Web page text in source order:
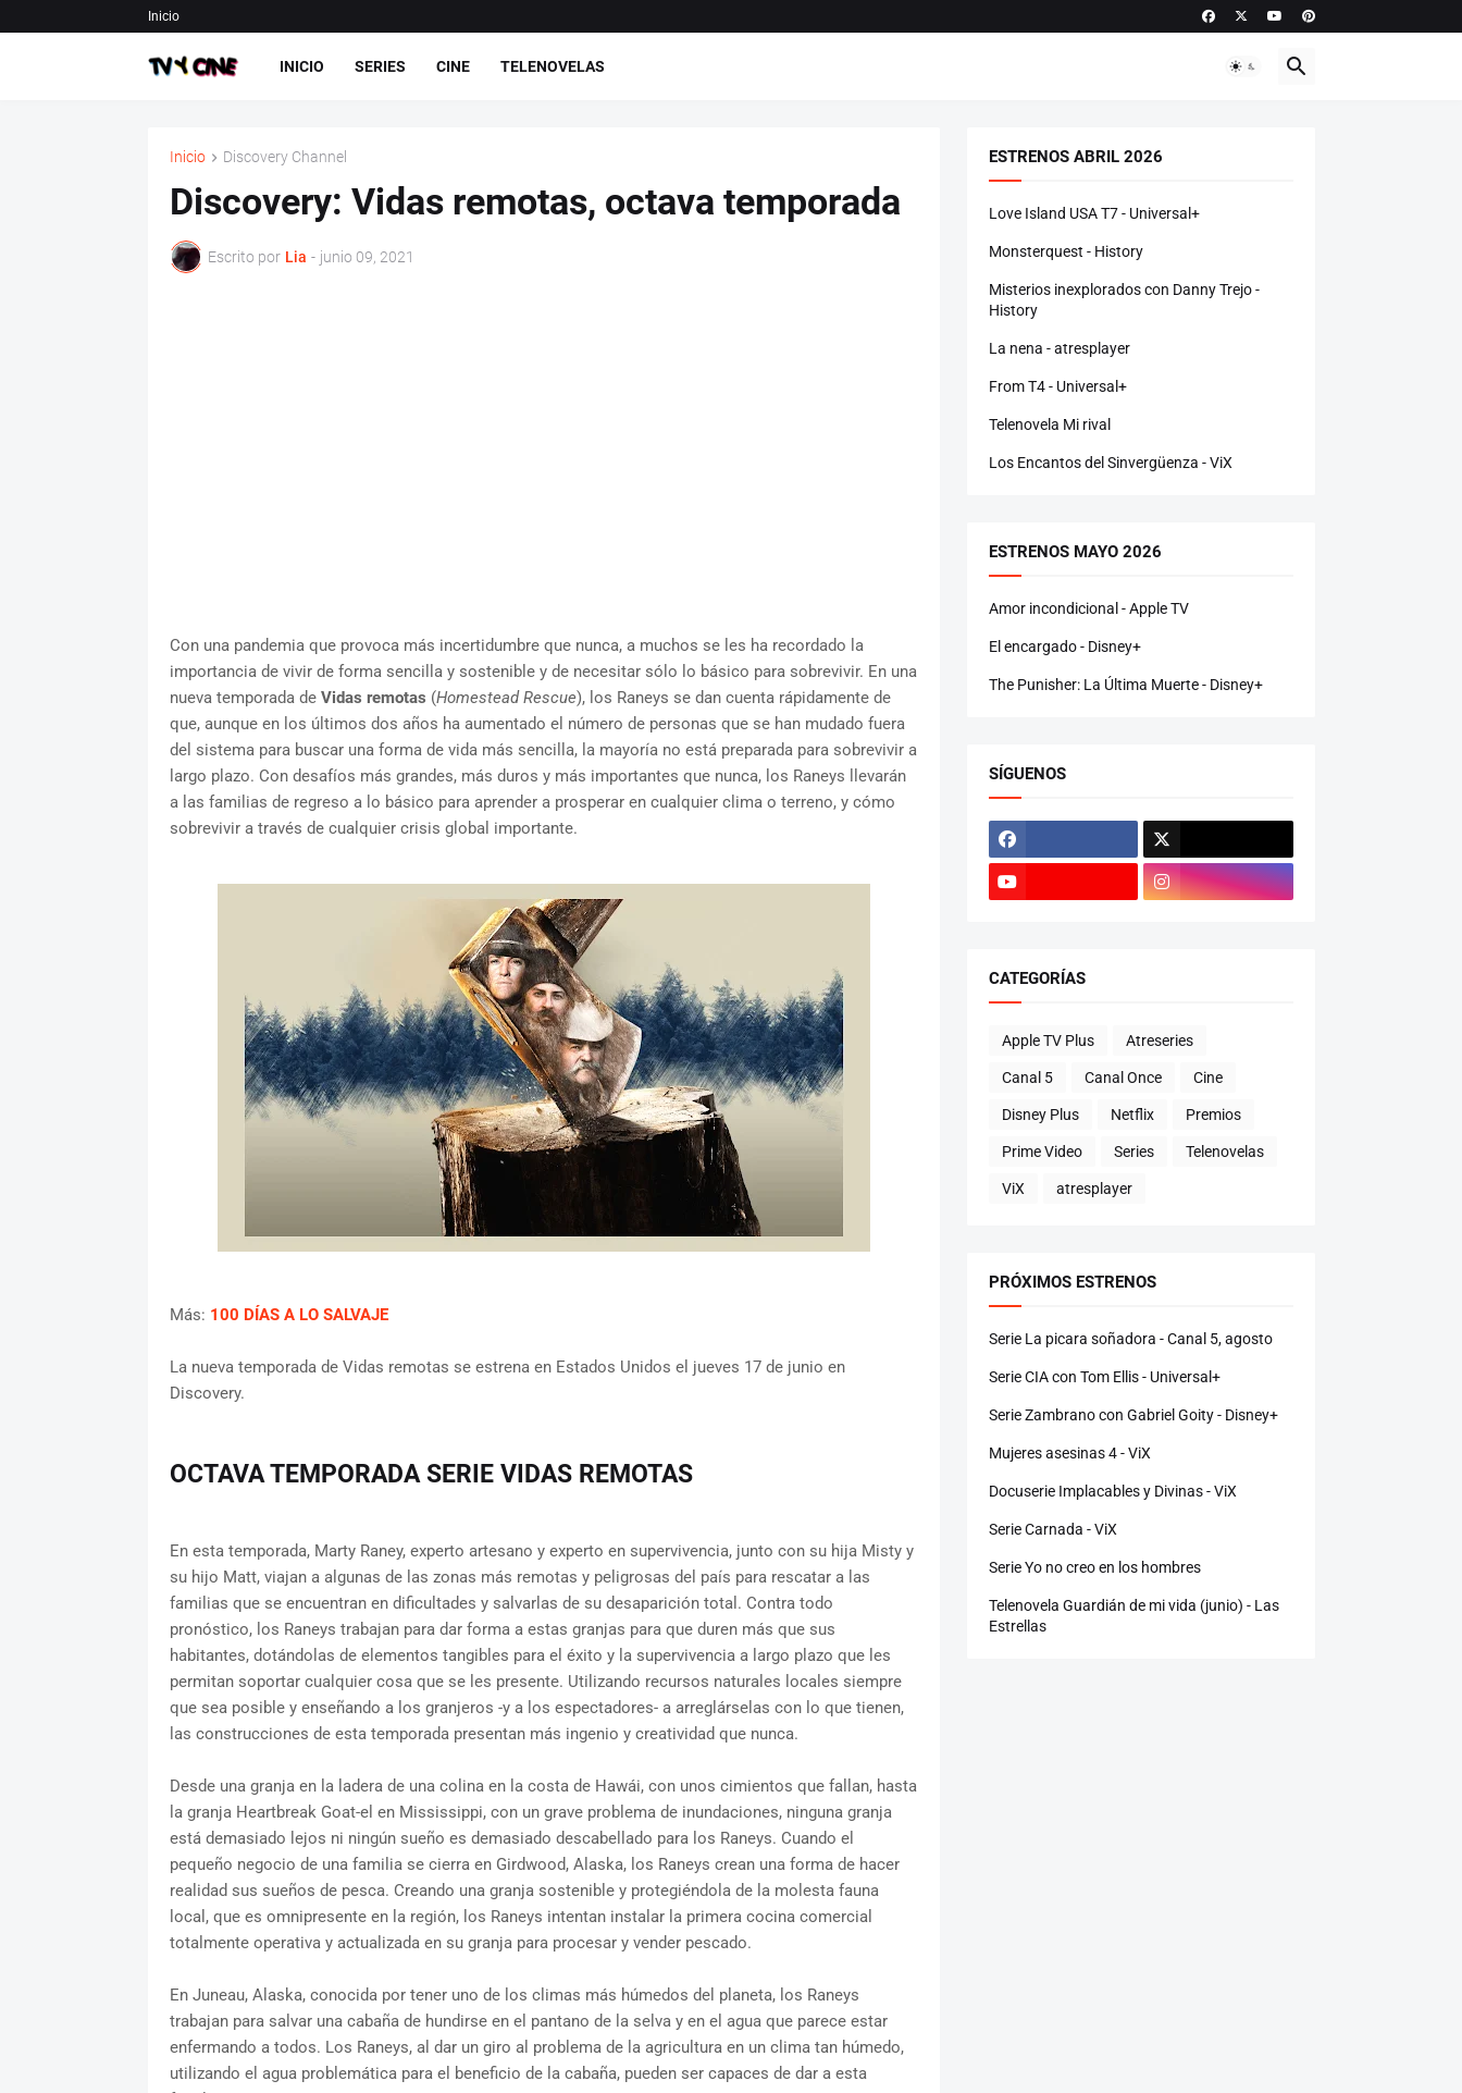
Inicio
INICIO SERIES CINE TELENOVELAS
Inicio Discovery Channel
Discovery: Vidas remotas, octava temporada
Escrito por Lia - junio 09, 2021
Con una pandemia que provoca más incertidumbre que nunca, a muchos se les ha recordado la
importancia de vivir de forma sencilla y sostenible y de necesitar sólo lo básico para sobrevivir. En una
nueva temporada de Vidas remotas (Homestead Rescue), los Raneys se dan cuenta rápidamente de
que, aunque en los últimos dos años ha aumentado el número de personas que se han mudado fuera
del sistema para buscar una forma de vida más sencilla, la mayoría no está preparada para sobrevivir a
largo plazo. Con desafíos más grandes, más duros y más importantes que nunca, los Raneys llevarán
a las familias de regreso a lo básico para aprender a prosperar en cualquier clima o terreno, y cómo
sobrevivir a través de cualquier crisis global importante.
Más: 100 DÍAS A LO SALVAJE
La nueva temporada de Vidas remotas se estrena en Estados Unidos el jueves 17 de junio en
Discovery.
OCTAVA TEMPORADA SERIE VIDAS REMOTAS
En esta temporada, Marty Raney, experto artesano y experto en supervivencia, junto con su hija Misty y
su hijo Matt, viajan a algunas de las zonas más remotas y peligrosas del país para rescatar a las
familias que se encuentran en dificultades y salvarlas de su desaparición total. Contra todo
pronóstico, los Raneys trabajan para dar forma a estas granjas para que duren más que sus
habitantes, dotándolas de elementos tangibles para el éxito y la supervivencia a largo plazo que les
permitan soportar cualquier cosa que se les presente. Utilizando recursos naturales locales siempre
que sea posible y enseñando a los granjeros -y a los espectadores- a arreglárselas con lo que tienen,
las construcciones de esta temporada presentan más ingenio y creatividad que nunca.
Desde una granja en la ladera de una colina en la costa de Hawái, con unos cimientos que fallan, hasta
la granja Heartbreak Goat-el en Mississippi, con un grave problema de inundaciones, ninguna granja
está demasiado lejos ni ningún sueño es demasiado descabellado para los Raneys. Cuando el
pequeño negocio de una familia se cierra en Girdwood, Alaska, los Raneys crean una forma de hacer
realidad sus sueños de pesca. Creando una granja sostenible y protegiéndola de la molesta fauna
local, que es omnipresente en la región, los Raneys intentan instalar la primera cocina comercial
totalmente operativa y actualizada en su granja para procesar y vender pescado.
En Juneau, Alaska, conocida por tener uno de los climas más húmedos del planeta, los Raneys
trabajan para salvar una cabaña de hundirse en el pantano de la selva y en el agua que parece estar
enfermando a todos. Los Raneys, al dar un giro al problema de la agricultura en un clima tan húmedo,
utilizando el agua problemática para el beneficio de la cabaña, pueden ser capaces de dar a esta
ESTRENOS ABRIL 2026
Love Island USA T7 - Universal+
Monsterquest - History
Misterios inexplorados con Danny Trejo -
History
La nena - atresplayer
From T4 - Universal+
Telenovela Mi rival
Los Encantos del Sinvergüenza - ViX
ESTRENOS MAYO 2026
Amor incondicional - Apple TV
El encargado - Disney+
The Punisher: La Última Muerte - Disney+
SÍGUENOS
CATEGORÍAS
Apple TV Plus Atreseries
Canal 5 Canal Once Cine
Disney Plus Netflix Premios
Prime Video Series Telenovelas
ViX atresplayer
PRÓXIMOS ESTRENOS
Serie La picara soñadora - Canal 5, agosto
Serie CIA con Tom Ellis - Universal+
Serie Zambrano con Gabriel Goity - Disney+
Mujeres asesinas 4 - ViX
Docuserie Implacables y Divinas - ViX
Serie Carnada - ViX
Serie Yo no creo en los hombres
Telenovela Guardián de mi vida (junio) - Las
Estrellas